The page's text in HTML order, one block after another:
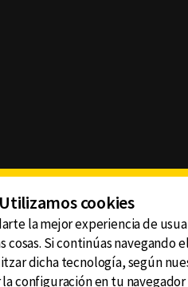
Utilizamos cookies
la mejor experiencia de
Si continúas navegando
dicha tecnología, según
la configuración en tu